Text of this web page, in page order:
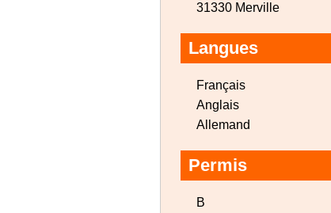
31330 Merville
Langues
Français
Anglais
Allemand
Permis
B